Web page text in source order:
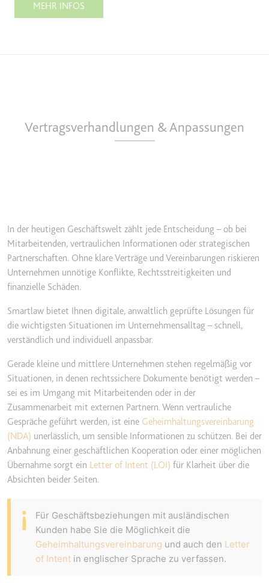
Ablauf:
eingebetteten Inhalten zu
verfolgen.
YtIdbMeta#databases
Anbieter:
youtube.com
Zweck:
Wird verwendet, um die
Interaktion der Nutzer mit
Beständig
Typ:
IndexedDB
MEHR INFOS
Vertragsverhandlungen & Anpassungen
In der heutigen Geschäftswelt zählt jede Entscheidung – ob bei
Mitarbeitenden, vertraulichen Informationen oder strategischen
Partnerschaften. Ohne klare Verträge und Vereinbarungen riskieren
Unternehmen unnötige Konflikte, Rechtsstreitigkeiten und
finanzielle Schäden.
Smartlaw bietet Ihnen digitale, anwaltlich geprüfte Lösungen für
die wichtigsten Situationen im Unternehmensalltag – schnell,
verständlich und individuell anpassbar.
Gerade kleine und mittlere Unternehmen stehen regelmäßig vor
Situationen, in denen rechtssichere Dokumente benötigt werden –
sei es im Umgang mit Mitarbeitenden oder in der
Zusammenarbeit mit externen Partnern. Wenn vertrauliche
Gespräche geführt werden, ist eine Geheimhaltungsvereinbarung
(NDA) unerlässlich, um sensible Informationen zu schützen. Bei der
Anbahnung einer geschäftlichen Kooperation oder einer möglichen
Übernahme sorgt ein Letter of Intent (LOI) für Klarheit über die
Absichten beider Seiten.
¡
Für Geschäftsbeziehungen mit ausländischen
Kunden habe Sie die Möglichkeit die
Geheimhaltungsvereinbarung und auch den Letter
of Intent in englischer Sprache zu verfassen.